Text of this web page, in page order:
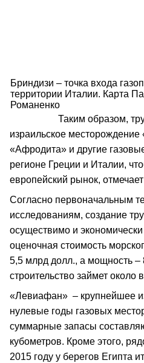
Бриндизи – точка входа
территории Италии. Карта
Романенко
Таким образом,
израильское
«Афродита» и другие
регионе Греции и Италии,
европейский рынок,
Согласно первоначальным
исследованиям, создание
осуществимо и
оценочная стоимость
5,5 млрд долл., а мощность –
строительство займет около
«Левиафан» – крупнейшее
нулевые годы газовых
суммарные запасы
кубометров. Кроме этого,
2015 году у берегов Египта